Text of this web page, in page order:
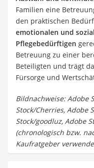
Familien eine
den praktischen
emotionalen und
Pflegebedürftigen
Betreuung zu einer
Beteiligten und trägt
Fürsorge und
Bildnachweise: Adobe
Stock/Cherries, Adobe
Stock/goodluz, Adobe
(chronologisch bzw.
Kaufratgeber